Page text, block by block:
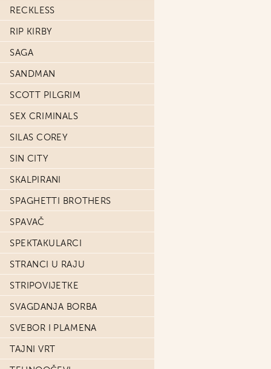
RECKLESS
RIP KIRBY
SAGA
SANDMAN
SCOTT PILGRIM
SEX CRIMINALS
SILAS COREY
SIN CITY
SKALPIRANI
SPAGHETTI BROTHERS
SPAVAČ
SPEKTAKULARCI
STRANCI U RAJU
STRIPOVIJETKE
SVAGDANJA BORBA
SVEBOR I PLAMENA
TAJNI VRT